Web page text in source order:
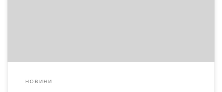
НОВИНИ